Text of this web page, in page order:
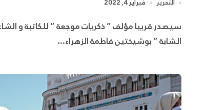
التحرير فبراير 4, 2022
سيصدر قريبا مؤلف ” ذكريات موجعة ” للكاتبة و الشاعرة
الشابة ” بوشيختين فاطمة الزهراء...